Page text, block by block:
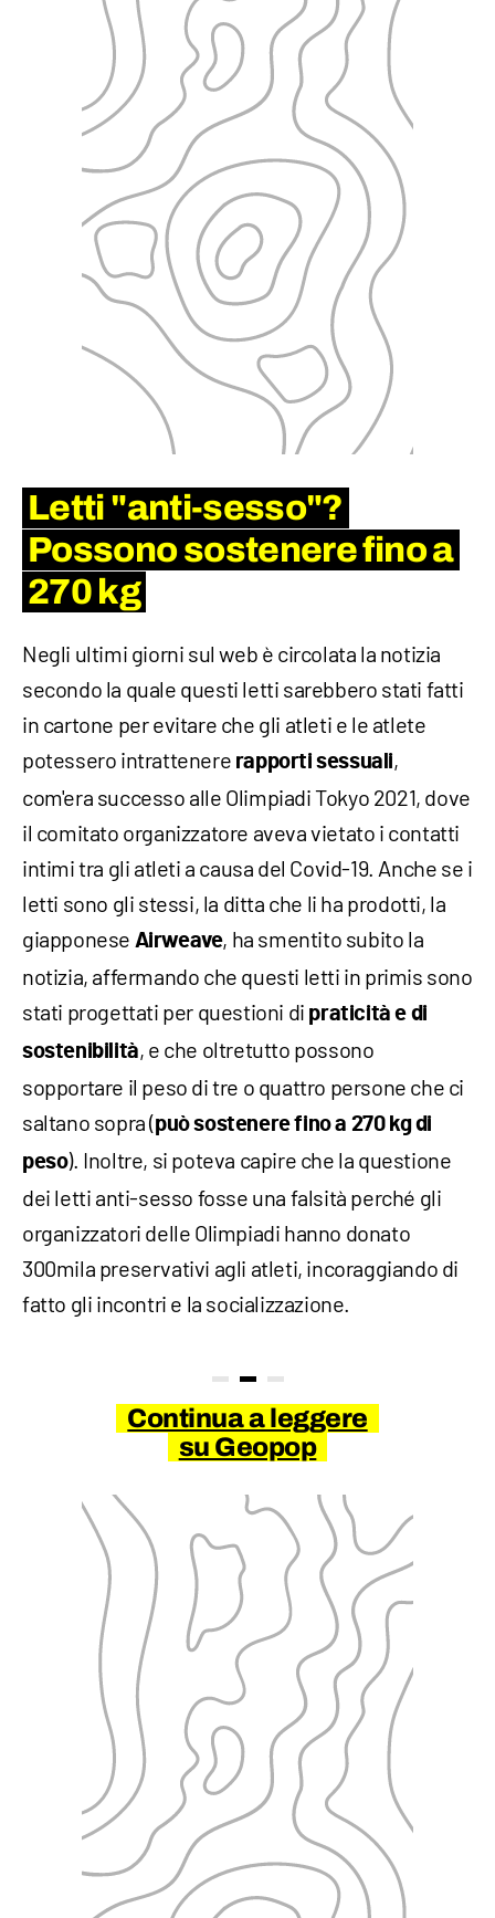
Letti "anti-sesso"?
Possono sostenere fino a
270 kg
Negli ultimi giorni sul web è circolata la notizia
secondo la quale questi letti sarebbero stati fatti
in cartone per evitare che gli atleti e le atlete
potessero intrattenere rapporti sessuali,
com'era successo alle Olimpiadi Tokyo 2021, dove
il comitato organizzatore aveva vietato i contatti
intimi tra gli atleti a causa del Covid-19. Anche se i
letti sono gli stessi, la ditta che li ha prodotti, la
giapponese Airweave, ha smentito subito la
notizia, affermando che questi letti in primis sono
stati progettati per questioni di praticità e di
sostenibilità, e che oltretutto possono
sopportare il peso di tre o quattro persone che ci
saltano sopra (può sostenere fino a 270 kg di
peso). Inoltre, si poteva capire che la questione
dei letti anti-sesso fosse una falsità perché gli
organizzatori delle Olimpiadi hanno donato
300mila preservativi agli atleti, incoraggiando di
fatto gli incontri e la socializzazione.
Continua a leggere
su Geopop